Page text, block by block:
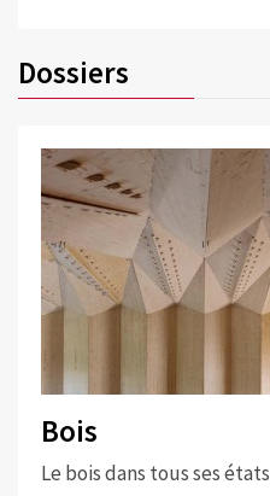
Dossiers
Bois
Le bois dans tous ses états